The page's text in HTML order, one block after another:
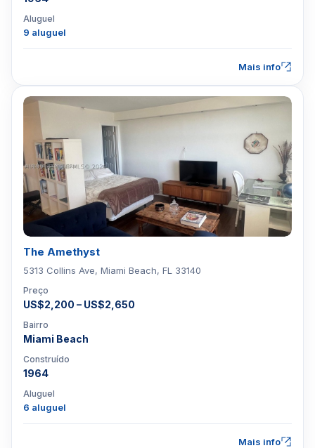
Aluguel
9 aluguel
Mais info
The Amethyst
5313 Collins Ave, Miami Beach, FL 33140
Preço
US$2,200 – US$2,650
Bairro
Miami Beach
Construído
1964
Aluguel
6 aluguel
Mais info